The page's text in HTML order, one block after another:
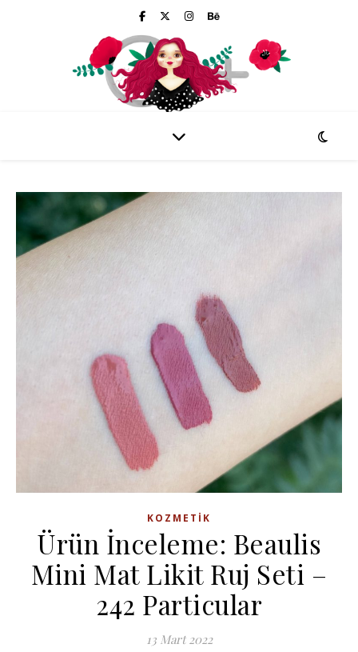
KOZMETIK
Ürün İnceleme: Beaulis
Mini Mat Likit Ruj Seti –
242 Particular
13 Mart 2022